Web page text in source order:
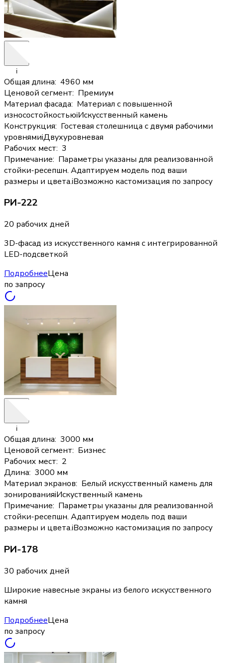
i
Общая длина: 4960 мм
Ценовой сегмент: Премиум
Материал фасада: Материал с повышенной
износостойкостьюiИскусственный камень
Конструкция: Гостевая столешница с двумя рабочими
уровнямиiДвухуровневая
Рабочих мест: 3
Примечание: Параметры указаны для реализованной
стойки-ресепшн. Адаптируем модель под ваши
размеры и цвета.iВозможно кастомизация по запросу
РИ-222
20 рабочих дней
3D-фасад из искусственного камня с интегрированной
LED-подсветкой
ПодробнееЦена
по запросу
i
Общая длина: 3000 мм
Ценовой сегмент: Бизнес
Рабочих мест: 2
Длина: 3000 мм
Материал экранов: Белый искусственный камень для
зонированияiИскуственный камень
Примечание: Параметры указаны для реализованной
стойки-ресепшн. Адаптируем модель под ваши
размеры и цвета.iВозможно кастомизация по запросу
РИ-178
30 рабочих дней
Широкие навесные экраны из белого искусственного
камня
ПодробнееЦена
по запросу